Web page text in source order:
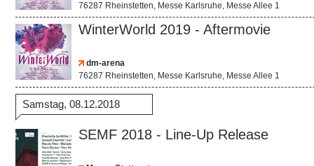
76287 Rheinstetten, Messe Karlsruhe, Messe Allee 1
WinterWorld 2019 - Aftermovie
dm-arena
76287 Rheinstetten, Messe Karlsruhe, Messe Allee 1
Samstag, 08.12.2018
SEMF 2018 - Line-Up Release